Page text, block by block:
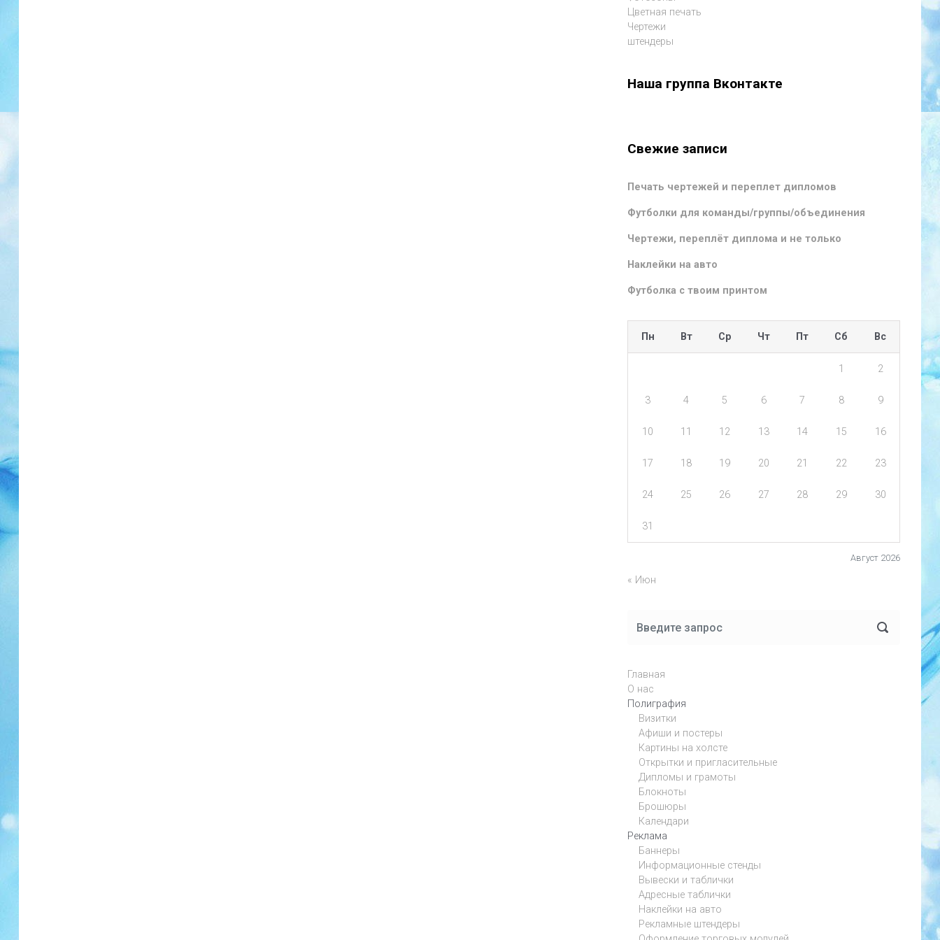
Цветная печать
Чертежи
штендеры
Наша группа Вконтакте
Свежие записи
Печать чертежей и переплет дипломов
Футболки для команды/группы/объединения
Чертежи, переплёт диплома и не только
Наклейки на авто
Футболка с твоим принтом
Август 2026
Пн Вт Ср Чт Пт Сб Вс
1 2
3 4 5 6 7 8 9
10 11 12 13 14 15 16
17 18 19 20 21 22 23
24 25 26 27 28 29 30
31
« Июн
Главная
О нас
Полиграфия
Визитки
Афиши и постеры
Картины на холсте
Открытки и пригласительные
Дипломы и грамоты
Блокноты
Брошюры
Календари
Реклама
Баннеры
Информационные стенды
Вывески и таблички
Адресные таблички
Наклейки на авто
Рекламные штендеры